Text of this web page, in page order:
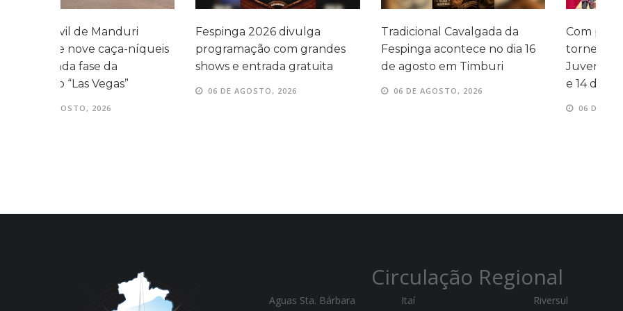
Fespinga 2026 divulga
programação com grandes
shows e entrada gratuita
06 DE AGOSTO, 2026
Tradicional Cavalgada da
Fespinga acontece no dia 16
de agosto em Timburi
06 DE AGOSTO, 2026
Com palestras, caminhada e
torneio, 2ª Semana da
Juventude acontece entre 11
Circulação Regional
Aguas Sta. Bárbara
Itaí
Riversul